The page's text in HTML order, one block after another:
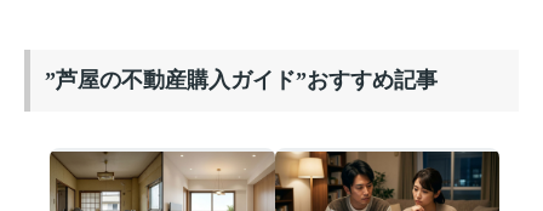
”芦屋の不動産購入ガイド”おすすめ記事